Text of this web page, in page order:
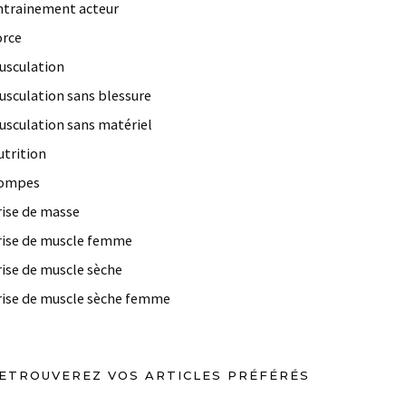
acteur
sans blessure
sans matériel
de masse
de muscle femme
de muscle sèche
de muscle sèche femme
VOS ARTICLES PRÉFÉRÉS